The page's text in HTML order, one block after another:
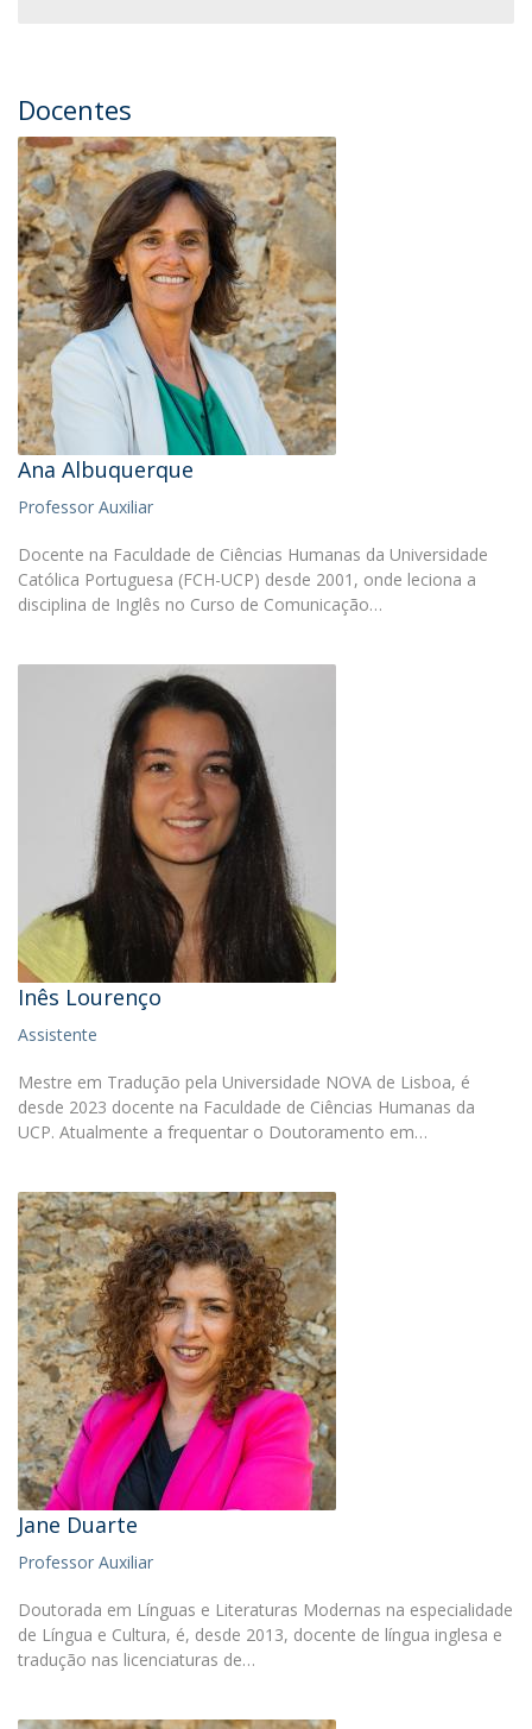
Docentes
Ana Albuquerque
Professor Auxiliar
Docente na Faculdade de Ciências Humanas da Universidade
Católica Portuguesa (FCH-UCP) desde 2001, onde leciona a
disciplina de Inglês no Curso de Comunicação…
Inês Lourenço
Assistente
Mestre em Tradução pela Universidade NOVA de Lisboa, é
desde 2023 docente na Faculdade de Ciências Humanas da
UCP. Atualmente a frequentar o Doutoramento em…
Jane Duarte
Professor Auxiliar
Doutorada em Línguas e Literaturas Modernas na especialidade
de Língua e Cultura, é, desde 2013, docente de língua inglesa e
tradução nas licenciaturas de…